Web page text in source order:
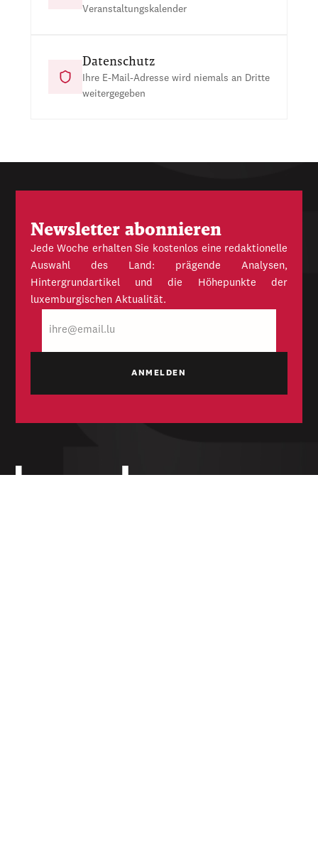
Veranstaltungskalender
Datenschutz
Ihre E-Mail-Adresse wird niemals an Dritte
weitergegeben
Newsletter abonnieren
Jede Woche erhalten Sie kostenlos eine redaktionelle
Auswahl des Land: prägende Analysen,
Hintergrundartikel und die Höhepunkte der
luxemburgischen Aktualität.
Mail